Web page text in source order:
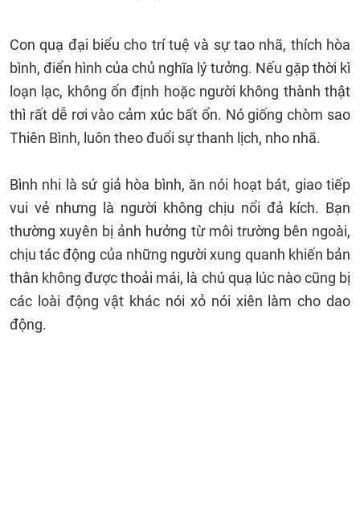
Con quạ đại biểu cho trí tuệ và sự tao nhã, thích hòa
bình, điển hình của chủ nghĩa lý tưởng. Nếu gặp thời kì
loạn lạc, không ổn định hoặc người không thành thật
thì rất dễ rơi vào cảm xúc bất ổn. Nó giống chòm sao
Thiên Bình, luôn theo đuổi sự thanh lịch, nho nhã.
Bình nhi là sứ giả hòa bình, ăn nói hoạt bát, giao tiếp
vui vẻ nhưng là người không chịu nổi đả kích. Bạn
thường xuyên bị ảnh hưởng từ môi trường bên ngoài,
chịu tác động của những người xung quanh khiến bản
thân không được thoải mái, là chú quạ lúc nào cũng bị
các loài động vật khác nói xỏ nói xiên làm cho dao
động.